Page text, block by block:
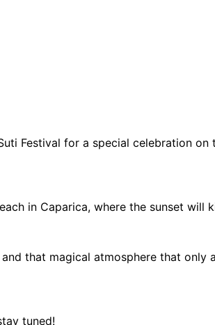
Festival for a special celebration
in Caparica, where the sunset
that magical atmosphere that
tuned!